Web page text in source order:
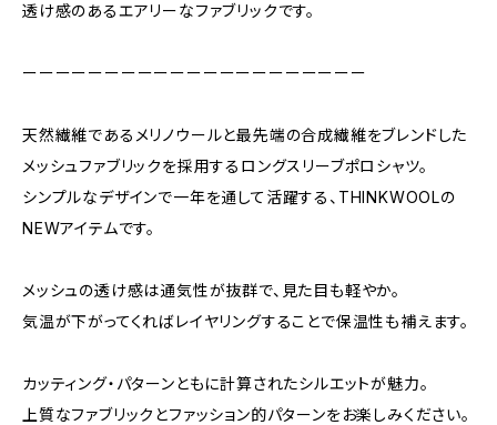
透け感のあるエアリーなファブリックです。
ーーーーーーーーーーーーーーーーーーーーー
天然繊維であるメリノウールと最先端の合成繊維をブレンドした
メッシュファブリックを採用するロングスリーブポロシャツ。
シンプルなデザインで一年を通して活躍する、THINKWOOLの
NEWアイテムです。
メッシュの透け感は通気性が抜群で、見た目も軽やか。
気温が下がってくればレイヤリングすることで保温性も補えます。
カッティング・パターンともに計算されたシルエットが魅力。
上質なファブリックとファッション的パターンをお楽しみください。